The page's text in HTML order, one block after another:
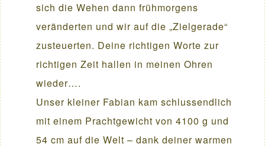
sich die Wehen dann frühmorgens
veränderten und wir auf die „Zielgerade“
zusteuerten. Deine richtigen Worte zur
richtigen Zeit hallen in meinen Ohren
wieder….
Unser kleiner Fabian kam schlussendlich
mit einem Prachtgewicht von 4100 g und
54 cm auf die Welt – dank deiner warmen